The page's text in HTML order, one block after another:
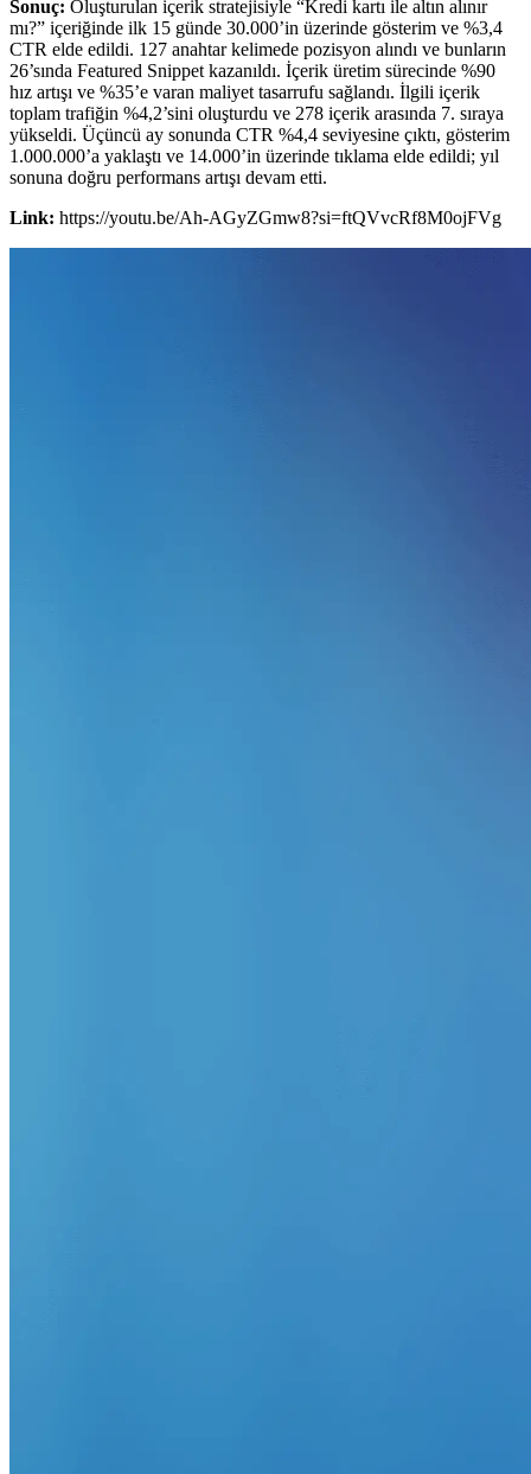
Sonuç: Oluşturulan içerik stratejisiyle “Kredi kartı ile altın alınır
mı?” içeriğinde ilk 15 günde 30.000’in üzerinde gösterim ve %3,4
CTR elde edildi. 127 anahtar kelimede pozisyon alındı ve bunların
26’sında Featured Snippet kazanıldı. İçerik üretim sürecinde %90
hız artışı ve %35’e varan maliyet tasarrufu sağlandı. İlgili içerik
toplam trafiğin %4,2’sini oluşturdu ve 278 içerik arasında 7. sıraya
yükseldi. Üçüncü ay sonunda CTR %4,4 seviyesine çıktı, gösterim
1.000.000’a yaklaştı ve 14.000’in üzerinde tıklama elde edildi; yıl
sonuna doğru performans artışı devam etti.
Link: https://youtu.be/Ah-AGyZGmw8?si=ftQVvcRf8M0ojFVg